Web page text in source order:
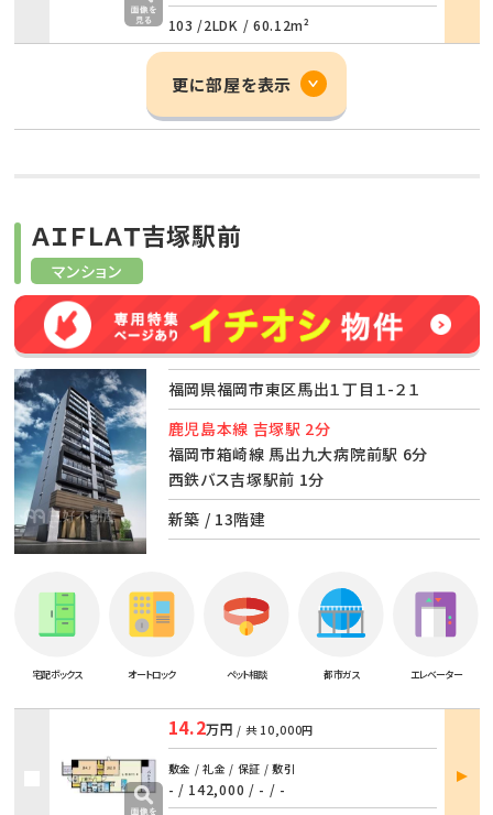
103 /2LDK / 60.12m²
更に部屋を表示
マンション
ＡＩＦＬＡＴ吉塚駅前
福岡県福岡市東区馬出１丁目１-２１
鹿児島本線 吉塚駅 2分
福岡市箱崎線 馬出九大病院前駅 6分
西鉄バス吉塚駅前 1分
新築 / 13階建
宅配ボックス オートロック ペット相談 都市ガス エレベーター
14.2万円 / 共 10,000円
敷金 / 礼金 / 保証 / 敷引
- / 142,000 / - / -
部屋
詳細